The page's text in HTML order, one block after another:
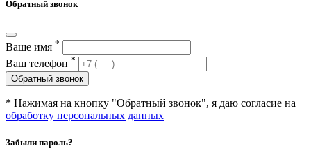
Обратный звонок
Ваше имя *
Ваш телефон *
Обратный звонок
* Нажимая на кнопку "Обратный звонок", я даю согласие на
обработку персональных данных
Забыли пароль?